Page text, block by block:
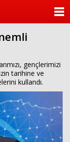
gençlerimizi
tarihine ve
kullandı.
GALERİ
VİDEO GALERİ